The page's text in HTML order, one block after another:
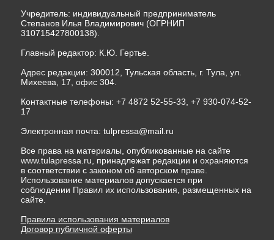
Учредитель: индивидуальный предприниматель
Степанов Илья Владимирович (ОГРНИП
310715427800138).
Главный редактор: К.Ю. Гертье.
Адрес редакции: 300012, Тульская область, г. Тула, ул.
Михеева, 17, офис 304.
Контактные телефоны: +7 4872 52-55-33, +7 930-074-52-
17
Электронная почта: tulpressa@mail.ru
Все права на материалы, опубликованные на сайте
www.tulapressa.ru, принадлежат редакции и охраняются
в соответствии с законом об авторском праве.
Использование материалов допускается при
соблюдении Правил их использования, размещенных на
сайте.
Правила использования материалов
Договор публичной оферты